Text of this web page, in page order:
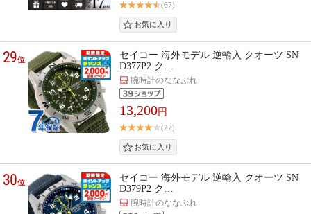
(67)
29位
セイコー 海外モデル 逆輸入 クオーツ SN
D377P2 ク…
腕時計のななぷれ
13,200円
(27)
30位
セイコー 海外モデル 逆輸入 クオーツ SN
D379P2 ク…
腕時計のななぷれ